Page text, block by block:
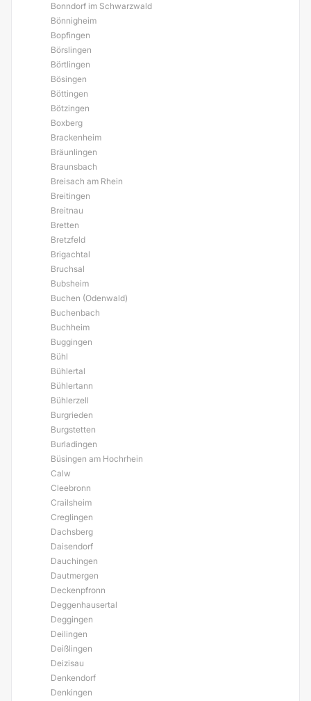
Bonndorf im Schwarzwald
Bönnigheim
Bopfingen
Börslingen
Börtlingen
Bösingen
Böttingen
Bötzingen
Boxberg
Brackenheim
Bräunlingen
Braunsbach
Breisach am Rhein
Breitingen
Breitnau
Bretten
Bretzfeld
Brigachtal
Bruchsal
Bubsheim
Buchen (Odenwald)
Buchenbach
Buchheim
Buggingen
Bühl
Bühlertal
Bühlertann
Bühlerzell
Burgrieden
Burgstetten
Burladingen
Büsingen am Hochrhein
Calw
Cleebronn
Crailsheim
Creglingen
Dachsberg
Daisendorf
Dauchingen
Dautmergen
Deckenpfronn
Deggenhausertal
Deggingen
Deilingen
Deißlingen
Deizisau
Denkendorf
Denkingen